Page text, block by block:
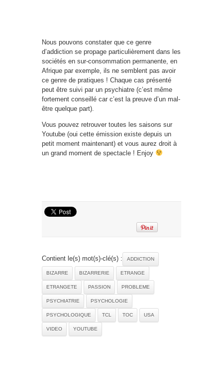
Nous pouvons constater que ce genre
d’addiction se propage particulièrement dans les
sociétés en sur-consommation permanente, en
Afrique par exemple, ils ne semblent pas avoir
ce genre de pratiques ! Chaque cas présenté
peut être suivi par un psychiatre (c’est même
fortement conseillé car c’est la preuve d’un mal-
être quelque part).
Vous pouvez retrouver toutes les saisons sur
Youtube (oui cette émission existe depuis un
petit moment maintenant) et vous aurez droit à
un grand moment de spectacle ! Enjoy
Contient le(s) mot(s)-clé(s) : ADDICTION
BIZARRE BIZARRERIE ETRANGE
ETRANGETE PASSION PROBLEME
PSYCHIATRIE PSYCHOLOGIE
PSYCHOLOGIQUE TCL TOC USA
VIDEO YOUTUBE